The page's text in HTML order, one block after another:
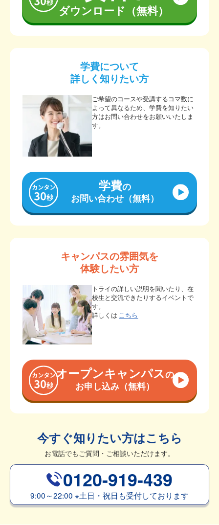
ダウンロード（無料）
学費について
詳しく知りたい方
ご希望のコースや受講するコマ数に
よって異なるため、学費を知りたい
方はお問い合わせをお願いいたしま
す。
学費の
お問い合わせ（無料）
キャンパスの雰囲気を
体験したい方
トライの詳しい説明を聞いたり、在
校生と交流できたりするイベントで
す。
詳しくは こちら
オープンキャンパスの
お申し込み（無料）
今すぐ知りたい方はこちら
お電話でもご質問・ご相談いただけます。
0120-919-439
9:00～22:00 ※土日・祝日も受付しております